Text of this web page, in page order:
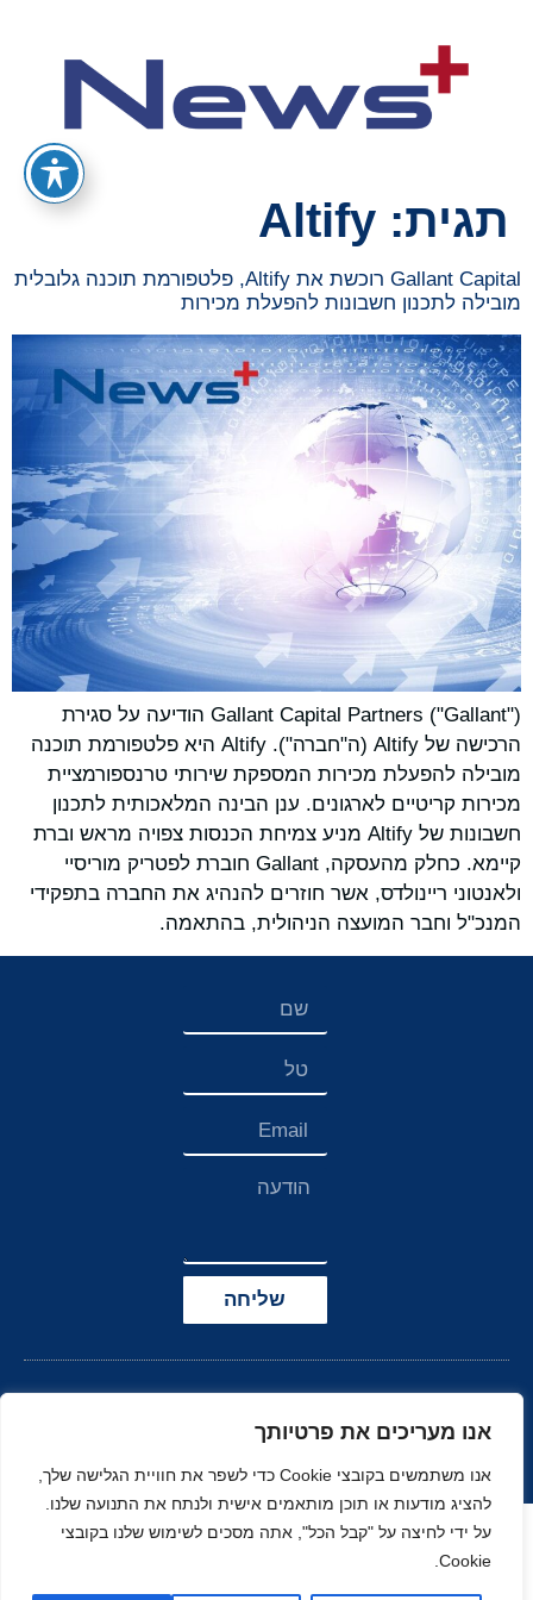
אנו מעריכים את פרטיותך
אנו משתמשים בקובצי Cookie כדי לשפר את חוויית הגלישה שלך,
להציג מודעות או תוכן מותאמים אישית ולנתח את התנועה שלנו.
על ידי לחיצה על "קבל הכל", אתה מסכים לשימוש שלנו בקובצי
Cookie.
תגית: Altify
Gallant Capital רוכשת את Altify, פלטפורמת תוכנה גלובלית
מובילה לתכנון חשבונות להפעלת מכירות
‏Gallant Capital Partners ("Gallant") הודיעה על סגירת
הרכישה של Altify (ה"חברה"). Altify היא פלטפורמת תוכנה
מובילה להפעלת מכירות המספקת שירותי טרנספורמציית
מכירות קריטיים לארגונים. ענן הבינה המלאכותית לתכנון
חשבונות של Altify מניע צמיחת הכנסות צפויה מראש וברת
קיימא. כחלק מהעסקה, Gallant חוברת לפטריק מוריסיי
ולאנטוני ריינולדס, אשר חוזרים להנהיג את החברה בתפקידי
המנכ"ל וחבר המועצה הניהולית, בהתאמה.
שליחה
הצהרת נגישות